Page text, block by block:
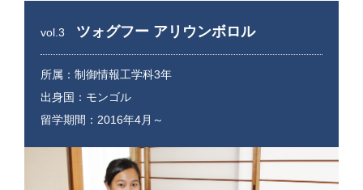
vol.3 ツォグフー アリウンボロル
所属：制御情報工学科3年
出身国：モンゴル
留学期間：2016年4月～